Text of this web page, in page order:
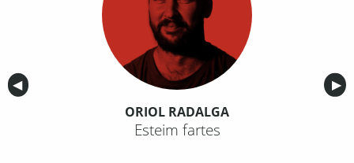
Anterior
◀︎ ▶︎
ORIOL RADALGA
Esteim fartes